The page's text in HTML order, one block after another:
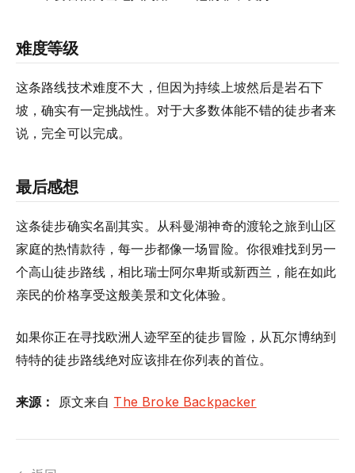
难度等级
这条路线技术难度不大，但因为持续上坡然后是岩石下
坡，确实有一定挑战性。对于大多数体能不错的徒步者来
说，完全可以完成。
最后感想
这条徒步确实名副其实。从科曼湖神奇的渡轮之旅到山区
家庭的热情款待，每一步都像一场冒险。你很难找到另一
个高山徒步路线，相比瑞士阿尔卑斯或新西兰，能在如此
亲民的价格享受这般美景和文化体验。
如果你正在寻找欧洲人迹罕至的徒步冒险，从瓦尔博纳到
特特的徒步路线绝对应该排在你列表的首位。
来源： 原文来自 The Broke Backpacker